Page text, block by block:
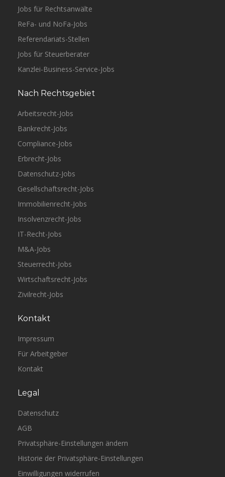
Frankfurt am Main
Jobs für Rechtsanwälte
ReFa- und NoFa-Jobs
Referendariats-Stellen
Jobs für Steuerberater
Kanzlei-Business-Service-Jobs
Nach Rechtsgebiet
Arbeitsrecht-Jobs
Bankrecht-Jobs
Compliance-Jobs
Erbrecht-Jobs
Datenschutz-Jobs
Gesellschaftsrecht-Jobs
Immobilienrecht-Jobs
Insolvenzrecht-Jobs
IT-Recht-Jobs
M&A-Jobs
Steuerrecht-Jobs
Wirtschaftsrecht-Jobs
Zivilrecht-Jobs
Kontakt
Impressum
Für Arbeitgeber
Kontakt
Legal
Datenschutz
AGB
Privatsphäre-Einstellungen ändern
Historie der Privatsphäre-Einstellungen
Einwilligungen widerrufen